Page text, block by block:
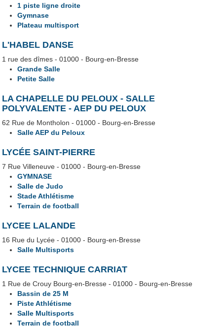
1 piste ligne droite
Gymnase
Plateau multisport
L'HABEL DANSE
1 rue des dîmes - 01000 - Bourg-en-Bresse
Grande Salle
Petite Salle
LA CHAPELLE DU PELOUX - SALLE
POLYVALENTE - AEP DU PELOUX
62 Rue de Montholon - 01000 - Bourg-en-Bresse
Salle AEP du Peloux
LYCÉE SAINT-PIERRE
7 Rue Villeneuve - 01000 - Bourg-en-Bresse
GYMNASE
Salle de Judo
Stade Athlétisme
Terrain de football
LYCEE LALANDE
16 Rue du Lycée - 01000 - Bourg-en-Bresse
Salle Multisports
LYCEE TECHNIQUE CARRIAT
1 Rue de Crouy Bourg-en-Bresse - 01000 - Bourg-en-Bresse
Bassin de 25 M
Piste Athlétisme
Salle Multisports
Terrain de football